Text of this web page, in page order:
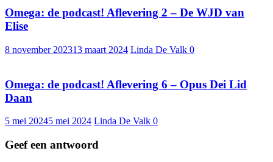
Omega: de podcast! Aflevering 2 – De WJD van
Elise
8 november 202313 maart 2024 Linda De Valk 0
Omega: de podcast! Aflevering 6 – Opus Dei Lid
Daan
5 mei 20245 mei 2024 Linda De Valk 0
Geef een antwoord